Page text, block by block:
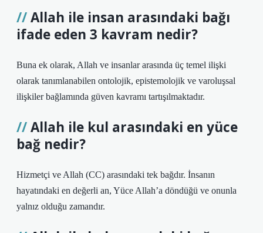
Allah ile insan arasındaki bağı
ifade eden 3 kavram nedir?
Buna ek olarak, Allah ve insanlar arasında üç temel ilişki
olarak tanımlanabilen ontolojik, epistemolojik ve varoluşsal
ilişkiler bağlamında güven kavramı tartışılmaktadır.
Allah ile kul arasındaki en yüce
bağ nedir?
Hizmetçi ve Allah (CC) arasındaki tek bağdır. İnsanın
hayatındaki en değerli an, Yüce Allah’a döndüğü ve onunla
yalnız olduğu zamandır.